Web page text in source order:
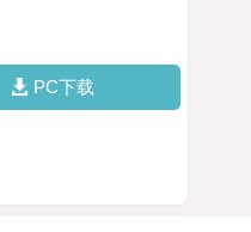
PC下载